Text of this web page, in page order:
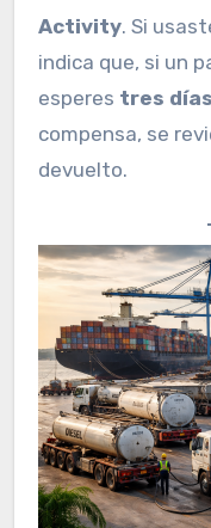
Activity. Si
indica que, si un
esperes tres
compensa, se
devuelto.